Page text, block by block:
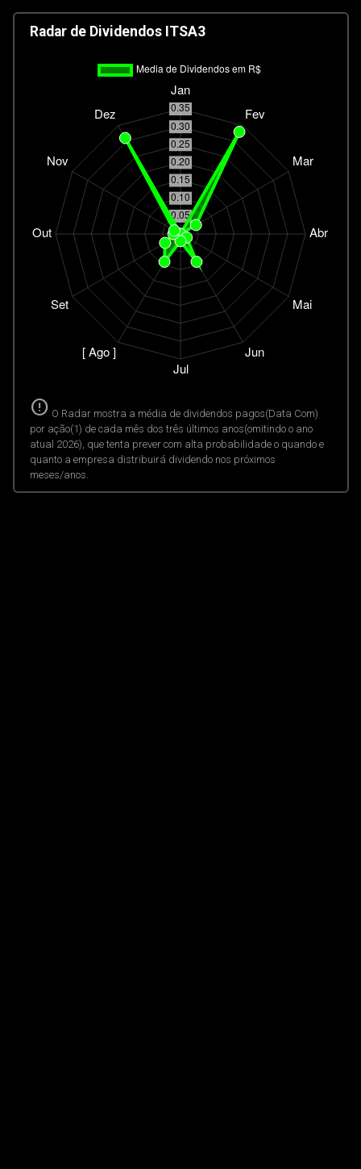
Radar de Dividendos ITSA3
error O Radar mostra a média de dividendos pagos(Data Com)
por ação(1) de cada mês dos três últimos anos(omitindo o ano
atual 2026), que tenta prever com alta probabilidade o quando e
quanto a empresa distribuirá dividendo nos próximos
meses/anos.